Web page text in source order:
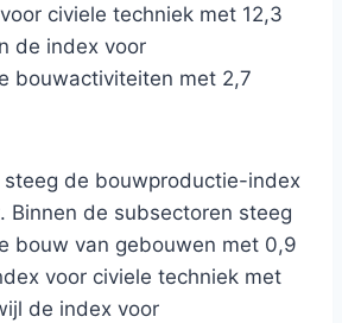
civiele techniek met 12,3
de index voor
bouwactiviteiten met 2,7
steeg de bouwproductie-index
Binnen de subsectoren steeg
bouw van gebouwen met 0,9
voor civiele techniek met
de index voor